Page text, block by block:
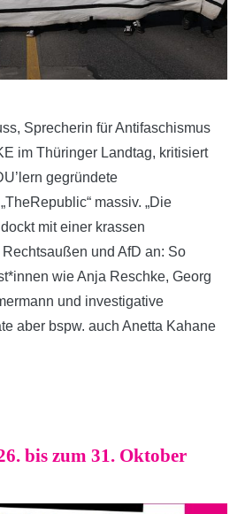
Sprecherin für Antifaschismus
im Thüringer Landtag, kritisiert
gegründete
massiv. „Die
mit einer krassen
und AfD an: So
wie Anja Reschke, Georg
und investigative
aber bspw. auch Anetta Kahane
bis zum 31. Oktober